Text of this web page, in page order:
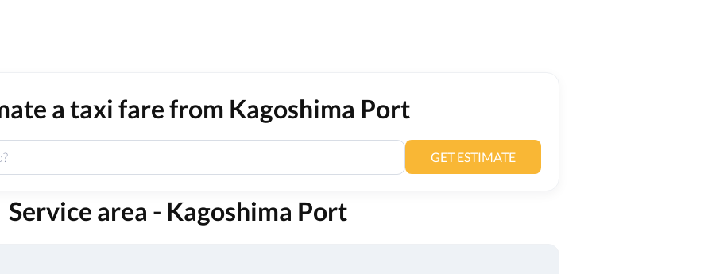
a taxi fare from Kagoshima Port
GET ESTIMATE
Service area - Kagoshima Port